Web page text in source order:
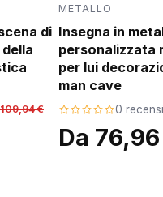
di
€
METALLO
Insegna in
personalizzata
per lui
man cave
0
Da